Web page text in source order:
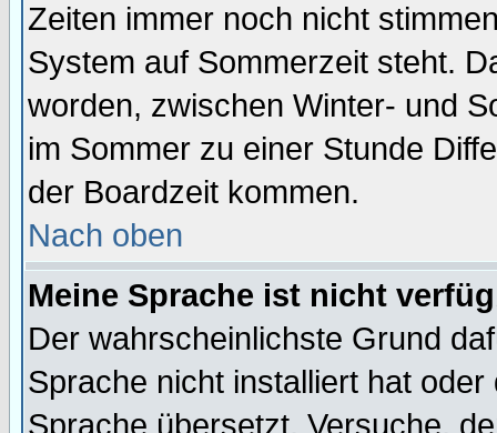
Zeiten immer noch nicht
System auf Sommerzeit steht.
worden, zwischen Winter- und
im Sommer zu einer Stunde
der Boardzeit kommen.
Nach oben
Meine Sprache ist nicht
Der wahrscheinlichste Grund
Sprache nicht installiert hat
Sprache übersetzt. Versuche,